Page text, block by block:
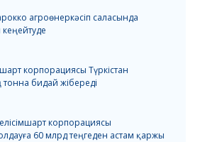
агроөнеркәсіп саласында
корпорациясы Түркістан
бидай жібереді
корпорациясы
60 млрд теңгеден астам қаржы